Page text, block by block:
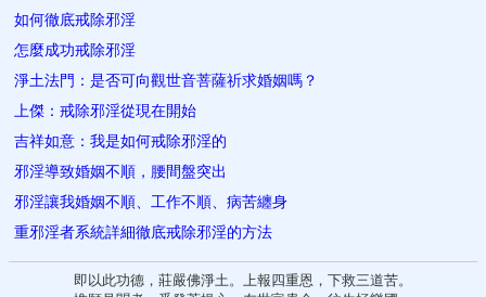
如何徹底戒除邪淫
怎麼成功戒除邪淫
淨土法門：是否可向觀世音菩薩祈求婚姻嗎？
上傑：戒除邪淫從現在開始
吉祥如意：我是如何戒除邪淫的
邪淫導致婚姻不順，腰間盤突出
邪淫讓我婚姻不順、工作不順、病苦纏身
重邪淫者系統詳細徹底戒除邪淫的方法
即以此功德，莊嚴佛淨土。上報四重恩，下救三道苦。